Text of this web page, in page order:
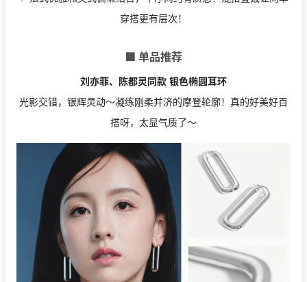
穿搭更有层次！
🟩 单品推荐
刘亦菲、陈都灵同款 银色椭圆耳环
光影交错，银辉灵动～凝练刚柔并济的摩登轮廓！真的好美好百
搭呀，太显气质了～